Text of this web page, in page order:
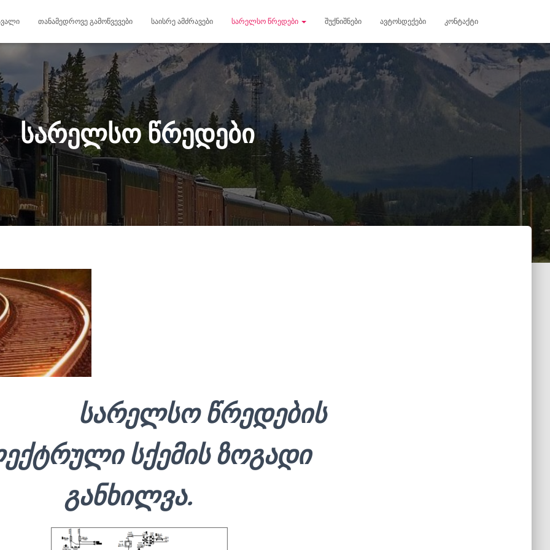
ᲗᲐᲜᲐᲛᲔᲓᲠᲝᲕᲔ ᲒᲐᲛᲝᲬᲕᲔᲕᲔᲑᲘ ᲡᲐᲘᲡᲠᲔ ᲐᲛᲫᲠᲐᲕᲔᲑᲘ ᲡᲐᲠᲔᲚᲡᲝ ᲬᲠᲔᲓᲔᲑᲘ ᲨᲣᲥᲜᲘᲨᲜᲔᲑᲘ ᲐᲕᲢᲝᲡᲓᲔᲥᲔᲑᲘ ᲙᲝᲜᲢᲐᲥᲢᲘ
სარელსო წრედები
სარელსო წრედების
სქემის ზოგადი
განხილვა.